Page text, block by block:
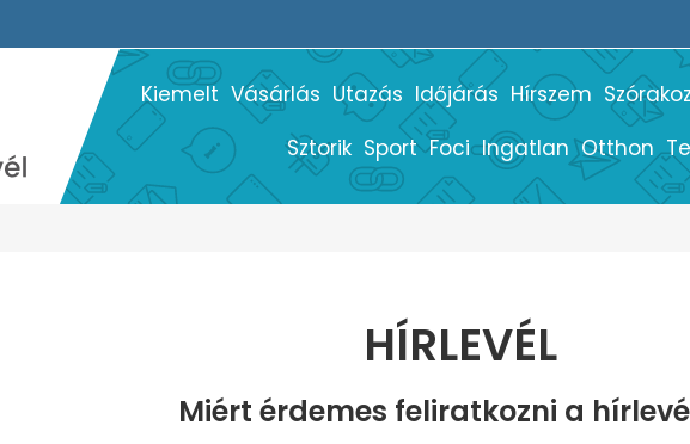
Kiemelt Vásárlás Utazás Időjárás Hírszem
Sztorik Sport Foci Ingatlan Otthon
HÍRLEVÉL
Miért érdemes feliratkozni a